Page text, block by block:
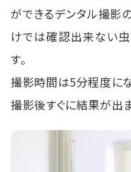
ができるデンタル撮影
けでは確認出来ない
す。
撮影時間は5分程度にな
撮影後すぐに結果が出ま